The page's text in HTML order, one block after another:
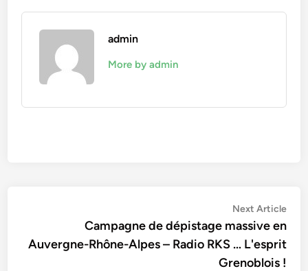
admin
More by admin
l’article
Next Article
Campagne de dépistage massive en
Auvergne-Rhône-Alpes – Radio RKS … L'esprit
Grenoblois !